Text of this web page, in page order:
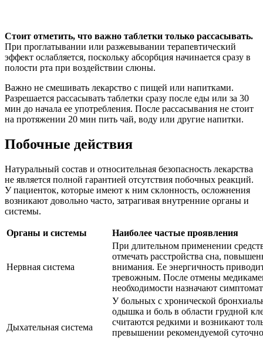
Стоит отметить, что важно таблетки только рассасывать.
При проглатывании или разжевывании терапевтический
эффект ослабляется, поскольку абсорбция начинается сразу в
полости рта при воздействии слюны.
Важно не смешивать лекарство с пищей или напитками.
Разрешается рассасывать таблетки сразу после еды или за 30
мин до начала ее употребления. После рассасывания не стоит
на протяжении 20 мин пить чай, воду или другие напитки.
Побочные действия
Натуральный состав и относительная безопасность лекарства
не является полной гарантией отсутствия побочных реакций.
У пациенток, которые имеют к ним склонность, осложнения
возникают довольно часто, затрагивая внутренние органы и
системы.
Органы и системы Наиболее частые проявления
Нервная система
При длительном применении
отмечать расстройства сна,
внимания. Ее энергичность
тревожным. После отмены
необходимости назначают
Дыхательная система
У больных с хронической
одышка и боль в области грудной
считаются редкими и возникают
превышении рекомендуемой